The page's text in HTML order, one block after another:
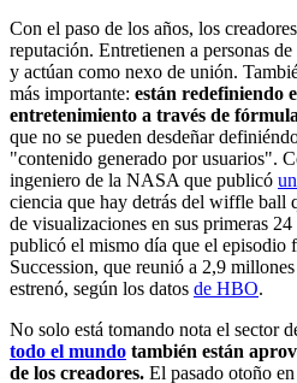
Con el paso de los años, los
reputación. Entretienen a personas
y actúan como nexo de unión.
más importante: están redefiniendo
entretenimiento a través de
que no se pueden desdeñar
"contenido generado por usuarios".
ingeniero de la NASA que publicó
ciencia que hay detrás del wiffle ball
de visualizaciones en sus primeras
publicó el mismo día que el episodio
Succession, que reunió a 2,9
estrenó, según los datos de HBO.
No solo está tomando nota el sector
todo el mundo también están
de los creadores. El pasado otoño